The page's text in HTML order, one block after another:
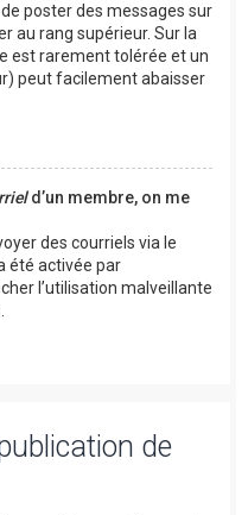
poster des messages sur
au rang supérieur. Sur la
est rarement tolérée et un
peut facilement abaisser
d’un membre, on me
des courriels via le
été activée par
l’utilisation malveillante
de